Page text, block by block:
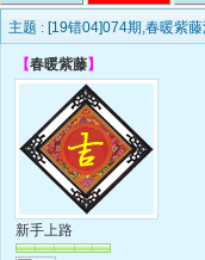
主题 : [19错04]074期,春暖紫
【春暖紫藤】
新手上路